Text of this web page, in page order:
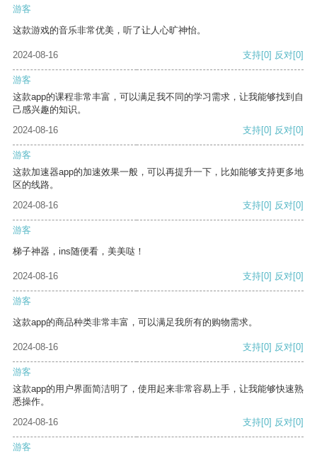
游客
这款游戏的音乐非常优美，听了让人心旷神怡。
2024-08-16 支持[0] 反对[0]
游客
这款app的课程非常丰富，可以满足我不同的学习需求，让我能够找到自
己感兴趣的知识。
2024-08-16
支持[0] 反对[0]
游客
这款加速器app的加速效果一般，可以再提升一下，比如能够支持更多地
区的线路。
2024-08-16
支持[0] 反对[0]
游客
梯子神器，ins随便看，美美哒！
2024-08-16 支持[0] 反对[0]
游客
这款app的商品种类非常丰富，可以满足我所有的购物需求。
2024-08-16 支持[0] 反对[0]
游客
这款app的用户界面简洁明了，使用起来非常容易上手，让我能够快速熟
悉操作。
2024-08-16
支持[0] 反对[0]
游客